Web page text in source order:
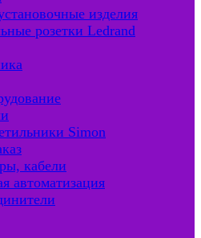
изделия
розетки Ledrand
Simon
кабели
автоматизация